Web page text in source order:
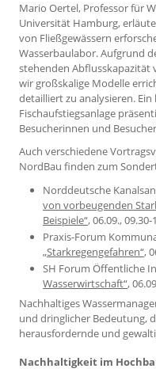
Mario Oertel, Professor für
Universität Hamburg,
von Fließgewässern
Wasserbaulabor. Aufgrund
stehenden Abflusskapazität
wir großskalige Modelle
detailliert zu analysieren.
Fischaufstiegsanlage
Besucherinnen und
Auch verschiedene
NordBau finden zum
Norddeutsche
von vorbeugenden
Beispiele“, 06.09.,
Praxis-Forum
„Starkregengefahren“,
SH Forum Öffentliche
Wasserwirtschaft“,
Nachhaltiges
und dringlicher Bedeutung,
herausfordernde und
Nachhaltigkeit im